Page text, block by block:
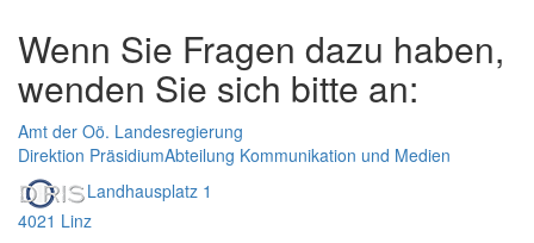
Wenn Sie Fragen dazu haben,
wenden Sie sich bitte an:
Amt der Oö. Landesregierung
Direktion PräsidiumAbteilung Kommunikation und Medien
Landhausplatz 1
4021 Linz